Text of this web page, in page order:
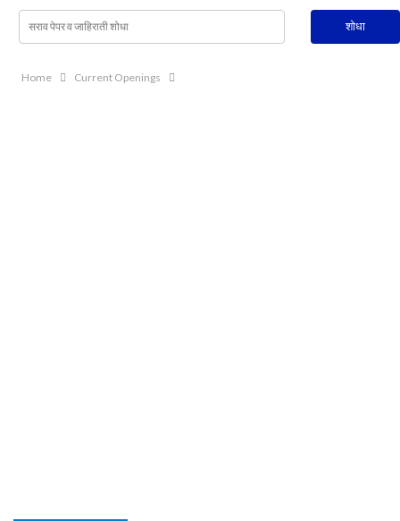
Home Current Openings